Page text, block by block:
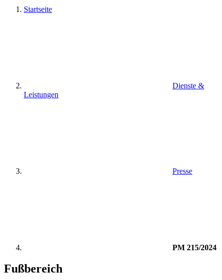
Startseite
Dienste &
Leistungen
Presse
PM 215/2024
Fußbereich